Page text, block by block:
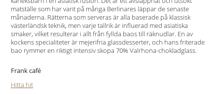
matställe som har varit på många Berlinares läppar de senaste
månaderna. Rätterna som serveras är alla baserade på klassisk
västerländsk teknik, men varje tallrik är influerad med asiatiska
smaker, vilket resulterar i allt från fyllda baos till räknudlar. En av
kockens specialiteter är mejerifria glassdesserter, och hans friterade
bao rymmer en riktigt intensiv skopa 70% Valrhona-chokladglass.
Frank café
Hitta hit